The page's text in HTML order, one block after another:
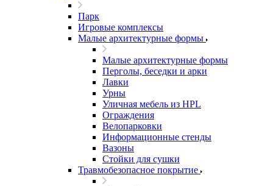
Парк
Игровые комплексы
Малые архитектурные формы
Малые архитектурные формы
Перголы, беседки и арки
Лавки
Урны
Уличная мебель из HPL
Ограждения
Велопарковки
Информационные стенды
Вазоны
Стойки для сушки
Травмобезопасное покрытие